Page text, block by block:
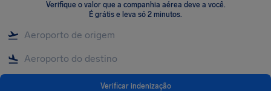
Verifique o valor que a companhia aérea deve a você.
É grátis e leva só 2 minutos.
Verificar indenização